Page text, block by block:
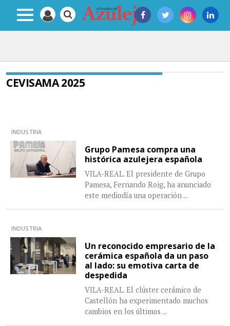
CEVISAMA 2025
INDUSTRIA
Grupo Pamesa compra una
histórica azulejera española
VILA-REAL. El presidente de Grupo
Pamesa, Fernando Roig, ha anunciado
este mediodía una operación ...
INDUSTRIA
Un reconocido empresario de la
cerámica española da un paso
al lado: su emotiva carta de
despedida
VILA-REAL. El clúster cerámico de
Castellón ha experimentado muchos
cambios en los últimos ...